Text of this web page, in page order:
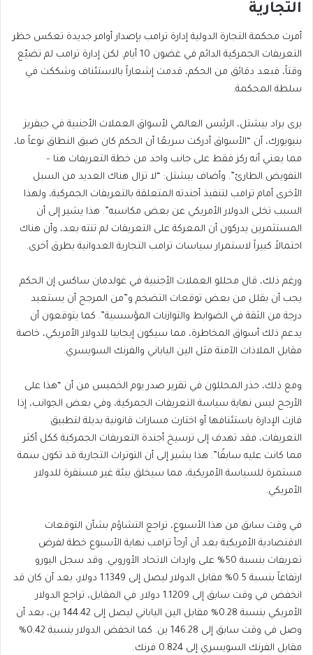
التجارية
أمرت محكمة التجارة الدولية إدارة ترامب بإصدار أوامر جديدة تعكس حظر
التعريفات الجمركية الدائم في غضون 10 أيام. لكن إدارة ترامب لم تضيّع
وقتاً، فبعد دقائق من الحكم، قدمت إشعاراً بالاستئناف وشككت في
سلطة المحكمة.
يرى براد بيشتل، الرئيس العالمي لأسواق العملات الأجنبية في جيفريز
بنيويورك، أن “الأسواق أدركت سريعًا أن الحكم كان ضيق النطاق نوعاً ما،
مما يعني أنه ركز فقط على جانب واحد من خطة التعريفات هنا –
التفويض الطارئ”. وأضاف بيشتل: “لا تزال هناك العديد من السبل
الأخرى أمام ترامب لتنفيذ أجندته المتعلقة بالتعريفات الجمركية، ولهذا
السبب تخلى الدولار الأمريكي عن بعض مكاسبه”. هذا يشير إلى أن
المستثمرين يدركون أن المعركة على التعريفات لم تنته بعد، وأن هناك
احتمالاً كبيراً لاستمرار سياسات ترامب التجارية العدوانية بطرق أخرى.
ورغم ذلك، قال محللو العملات الأجنبية في غولدمان ساكس إن الحكم
يجب أن يقلل من بعض توقعات التضخم و”من المرجح أن يستعيد
درجة من الثقة في الضوابط والتوازنات المؤسسية”. كما يتوقعون أن
يدعم ذلك أسواق المخاطرة، مما سيكون إيجابيا للدولار الأمريكي، خاصة
مقابل الملاذات الآمنة مثل الين الياباني والفرنك السويسري.
ومع ذلك، حذر المحللون في تقرير صدر يوم الخميس من أن “هذا على
الأرجح ليس نهاية سياسة التعريفات الجمركية، وفي بعض الجوانب، إذا
فازت الإدارة باستئنافها أو اختارت مسارات قانونية بديلة لتطبيق
التعريفات، فقد تهدف إلى ترسيخ أجندة التعريفات الجمركية ككل أكثر
مما كانت عليه سابقًا”. هذا يشير إلى أن التوترات التجارية قد تكون سمة
مستمرة للسياسة الأمريكية، مما سيخلق بيئة غير مستقرة للدولار
الأمريكي.
في وقت سابق من هذا الأسبوع، تراجع التشاؤم بشأن التوقعات
الاقتصادية الأمريكية بعد أن أرجأ ترامب نهاية الأسبوع خطة لفرض
تعريفات بنسبة 50% على واردات الاتحاد الأوروبي. وقد سجل اليورو
ارتفاعاً بنسبة 0.5% مقابل الدولار ليصل إلى 1.1349 دولار، بعد أن كان قد
انخفض في وقت سابق إلى 1.1209 دولار. في المقابل، تراجع الدولار
الأمريكي بنسبة 0.28% مقابل الين الياباني ليصل إلى 144.42 ين، بعد أن
وصل في وقت سابق إلى 146.28 ين. كما انخفض الدولار بنسبة 0.42%
مقابل الفرنك السويسري إلى 0.824 فرنك.